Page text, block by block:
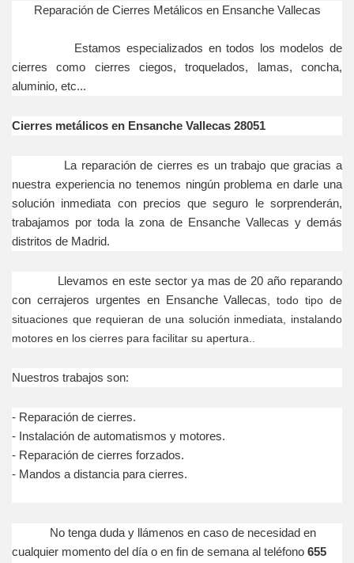
Reparación de Cierres Metálicos en Ensanche Vallecas
Estamos especializados en todos los modelos de
cierres como cierres ciegos, troquelados, lamas, concha,
aluminio, etc...
Cierres metálicos en Ensanche Vallecas 28051
La reparación de cierres es un trabajo que gracias a
nuestra experiencia no tenemos ningún problema en darle una
solución inmediata con precios que seguro le sorprenderán,
trabajamos por toda la zona de Ensanche Vallecas y demás
distritos de Madrid.
Llevamos en este sector ya mas de 20 año reparando
con cerrajeros urgentes en Ensanche Vallecas, todo tipo de
situaciones que requieran de una solución inmediata, instalando
motores en los cierres para facilitar su apertura..
Nuestros trabajos son:
- Reparación de cierres.
- Instalación de automatismos y motores.
- Reparación de cierres forzados.
- Mandos a distancia para cierres.
No tenga duda y llámenos en caso de necesidad en
cualquier momento del día o en fin de semana al teléfono 655